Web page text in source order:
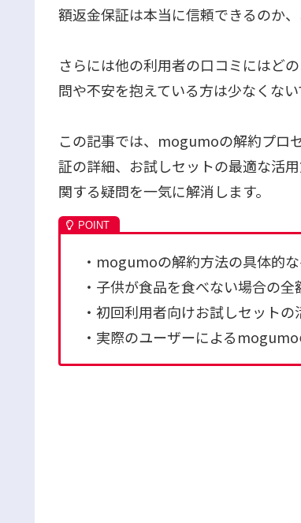
額返金保証は本当に信頼できるのか
さらには他の利用者の口コミにはど
問や不安を抱えている方は少なくない
この記事では、mogumoの解約プロ
証の詳細、お試しセットの最適な活
関する疑問を一気に解消します。
・mogumoの解約方法の具体的
・子供が食品を食べない場合の全
・初回利用者向けお試しセットの
・実際のユーザーによる